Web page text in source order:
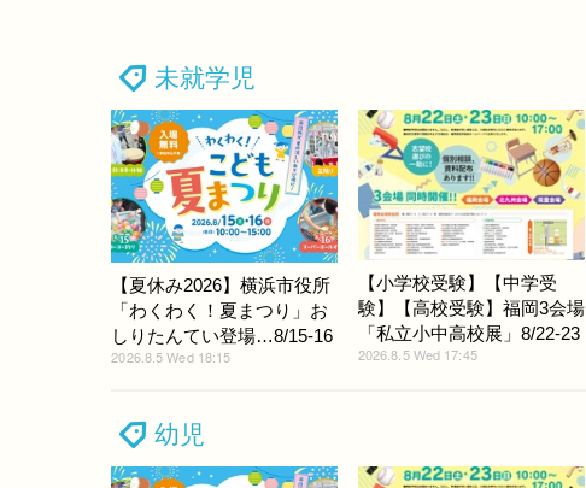
未就学児
【夏休み2026】横浜市役所
「わくわく！夏まつり」お
しりたんてい登場…8/15-16
2026.8.5 Wed 18:15
【小学校受験】【中学受
験】【高校受験】福岡3会場
「私立小中高校展」8/22-23
2026.8.5 Wed 17:45
幼児